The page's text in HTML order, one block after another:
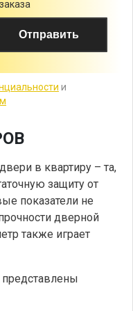
Отправить
и
в квартиру – та,
защиту от
показатели не
дверной
также играет